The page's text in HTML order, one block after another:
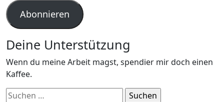
Adresse
Abonnieren
Deine Unterstützung
Wenn du meine Arbeit magst, spendier mir doch einen
Kaffee.
Suchen